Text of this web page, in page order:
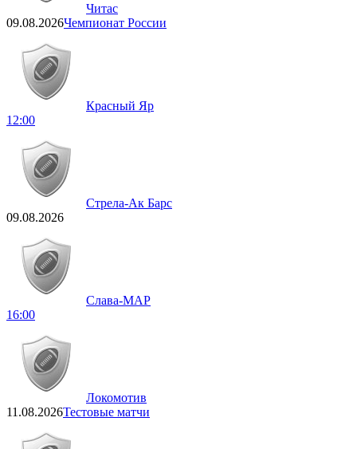
Читас
09.08.2026Чемпионат России
Красный Яр
12:00
Стрела-Ак Барс
09.08.2026
Слава-МАР
16:00
Локомотив
11.08.2026Тестовые матчи